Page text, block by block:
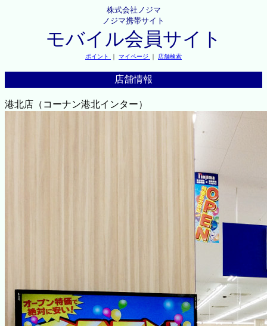
株式会社ノジマ
ノジマ携帯サイト
モバイル会員サイト
ポイント ｜ マイページ ｜ 店舗検索
店舗情報
港北店（コーナン港北インター）